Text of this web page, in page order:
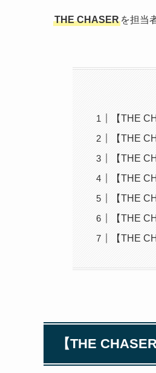
THE CHASER を担当
【THE
【THE
【THE
【THE
【THE
【THE
【THE
【THE